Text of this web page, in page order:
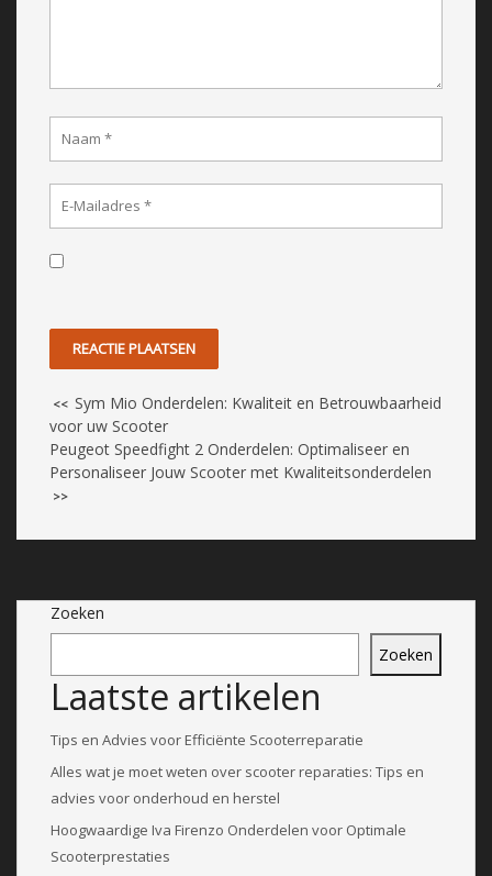
<< Sym Mio Onderdelen: Kwaliteit en Betrouwbaarheid
voor uw Scooter
Peugeot Speedfight 2 Onderdelen: Optimaliseer en
Personaliseer Jouw Scooter met Kwaliteitsonderdelen
>>
Zoeken
Zoeken
Laatste artikelen
Tips en Advies voor Efficiënte Scooterreparatie
Alles wat je moet weten over scooter reparaties: Tips en
advies voor onderhoud en herstel
Hoogwaardige Iva Firenzo Onderdelen voor Optimale
Scooterprestaties